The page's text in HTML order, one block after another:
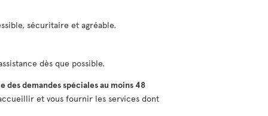
sécuritaire et agréable.
dès que possible.
demandes spéciales au moins 48
et vous fournir les services dont